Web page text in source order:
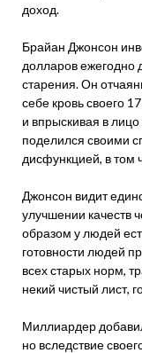
доход.
Брайан Джонсон
долларов ежегодно
старения. Он
себе кровь своего
и впрыскивая в
поделился своими
дисфункцией, в том
Джонсон видит
улучшении качеств
образом у людей
готовности людей
всех старых норм,
некий чистый лист,
Миллиардер
но вследствие